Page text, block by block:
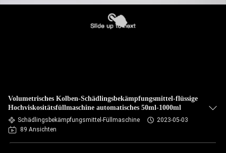
Volumetrisches Kolben-Schädlingsbekämpfungsmittel-flüssige
Hochviskositätsfüllmaschine automatisches 50ml-1000ml
Schädlingsbekämpfungsmittel-Füllmaschine
2023-05-03
89 Ansichten